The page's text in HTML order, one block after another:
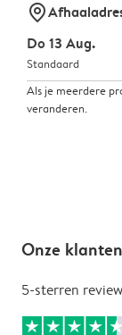
marker-pin
Do 13 Aug.
Standaard
Als je meerdere
veranderen.
Onze
5-sterren